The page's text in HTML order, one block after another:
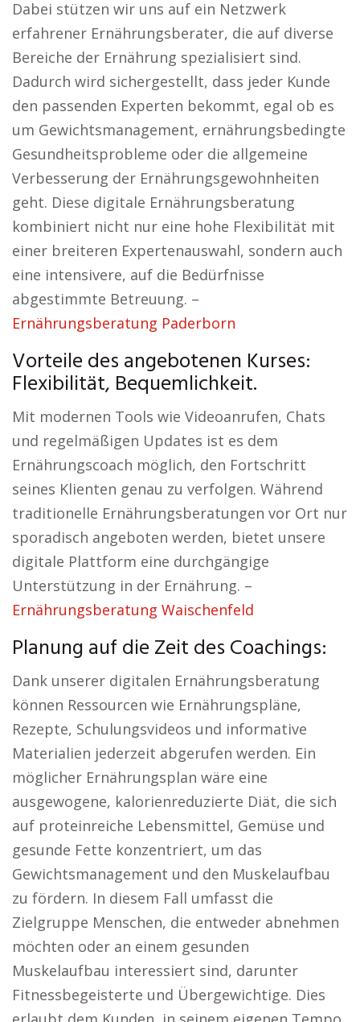
Dabei stützen wir uns auf ein Netzwerk
erfahrener Ernährungsberater, die auf diverse
Bereiche der Ernährung spezialisiert sind.
Dadurch wird sichergestellt, dass jeder Kunde
den passenden Experten bekommt, egal ob es
um Gewichtsmanagement, ernährungsbedingte
Gesundheitsprobleme oder die allgemeine
Verbesserung der Ernährungsgewohnheiten
geht. Diese digitale Ernährungsberatung
kombiniert nicht nur eine hohe Flexibilität mit
einer breiteren Expertenauswahl, sondern auch
eine intensivere, auf die Bedürfnisse
abgestimmte Betreuung. –
Ernährungsberatung Paderborn
Vorteile des angebotenen Kurses:
Flexibilität, Bequemlichkeit.
Mit modernen Tools wie Videoanrufen, Chats
und regelmäßigen Updates ist es dem
Ernährungscoach möglich, den Fortschritt
seines Klienten genau zu verfolgen. Während
traditionelle Ernährungsberatungen vor Ort nur
sporadisch angeboten werden, bietet unsere
digitale Plattform eine durchgängige
Unterstützung in der Ernährung. –
Ernährungsberatung Waischenfeld
Planung auf die Zeit des Coachings:
Dank unserer digitalen Ernährungsberatung
können Ressourcen wie Ernährungspläne,
Rezepte, Schulungsvideos und informative
Materialien jederzeit abgerufen werden. Ein
möglicher Ernährungsplan wäre eine
ausgewogene, kalorienreduzierte Diät, die sich
auf proteinreiche Lebensmittel, Gemüse und
gesunde Fette konzentriert, um das
Gewichtsmanagement und den Muskelaufbau
zu fördern. In diesem Fall umfasst die
Zielgruppe Menschen, die entweder abnehmen
möchten oder an einem gesunden
Muskelaufbau interessiert sind, darunter
Fitnessbegeisterte und Übergewichtige. Dies